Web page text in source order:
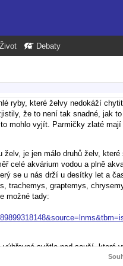
Život Debaty
ryby, které želvy nedokáží
že to není tak snadné, jak
mohlo vyjít. Parmičky zlaté
je jen málo druhů želv,
celé akvárium vodou a plně
se u nás drží u desítky let a
trachemys, graptemys,
možné tady:
světlo nad souší, které